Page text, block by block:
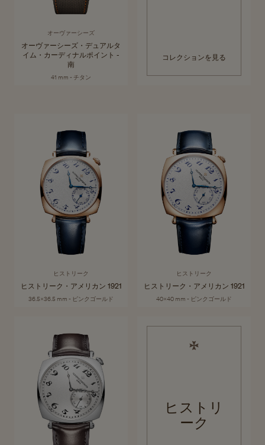
オーヴァーシーズ
オーヴァーシーズ・デュアルタ
イム・カーディナルポイント -
南
41 mm - チタン
コレクションを見る
ヒストリーク
フランス革命が起きるよりも前から、ヴァシュロン・コンスタンタンは
高級時計製造のダイヤルに革新をもたらしています。「ヒストリーク」
は、時代を超越する上質なデザインの魅力を今に伝え、デザインと機構
の大胆なマイルストーンを現代的な視点で再解釈するコレクションで
コレクションを見る
ヒストリーク
ヒストリーク・アメリカン 1921
36.5x36.5 mm - ピンクゴールド
ヒストリーク
ヒストリーク・アメリカン 1921
40x40 mm - ピンクゴールド
ヒストリ
ーク